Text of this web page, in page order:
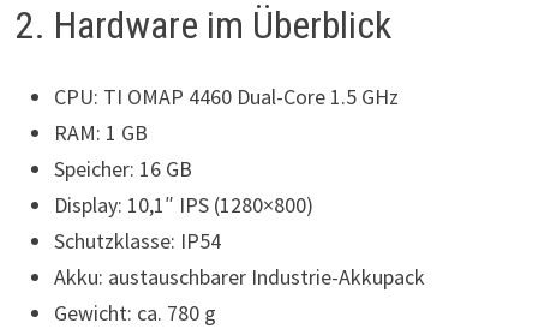
2. Hardware im Überblick
CPU: TI OMAP 4460 Dual-Core 1.5 GHz
RAM: 1 GB
Speicher: 16 GB
Display: 10,1″ IPS (1280×800)
Schutzklasse: IP54
Akku: austauschbarer Industrie-Akkupack
Gewicht: ca. 780 g